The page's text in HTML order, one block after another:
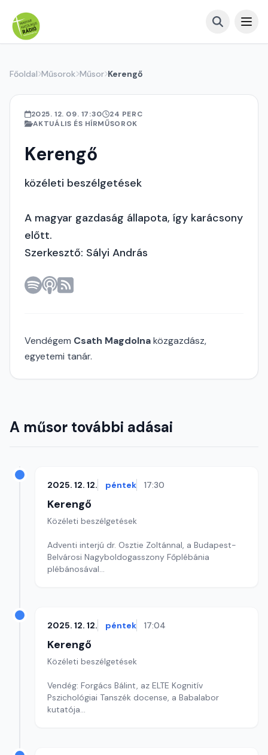
Főoldal Műsorok Műsor Kerengő
2025. 12. 09. 17:30
24 PERC
AKTUÁLIS ÉS HÍRMŰSOROK
Kerengő
közéleti beszélgetések
A magyar gazdaság állapota, így karácsony
előtt.
Szerkesztő: Sályi András
Vendégem Csath Magdolnaközgazdász,
egyetemi tanár.
A műsor további adásai
2025. 12. 12. péntek 17:30
Kerengő
Közéleti beszélgetések
Adventi interjú dr. Osztie Zoltánnal, a Budapest-
Belvárosi Nagyboldogasszony Főplébánia
plébánosával
2025. 12. 12. péntek 17:04
Kerengő
Közéleti beszélgetések
Vendég: Forgács Bálint, az ELTE Kognitív
Pszichológiai Tanszék docense, a Babalabor
kutatója